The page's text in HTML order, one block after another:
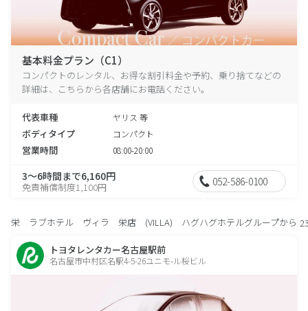
基本料金プラン（C1）
コンパクトのレンタル、お得な割引料金や予約、乗り捨てなどの
詳細は、こちらから各店舗にお電話ください。
代表車種 ヤリス 等
ボディタイプ コンパクト
営業時間 08:00-20:00
3～6時間まで6,160円
免責補償制度1,100円 052-586-0100
栄 ラブホテル ヴィラ 栄店 (VILLA) ハグハグホテルグループから
トヨタレンタカー名古屋駅前
名古屋市中村区名駅4-5-26ユニモ-ル桜ビル